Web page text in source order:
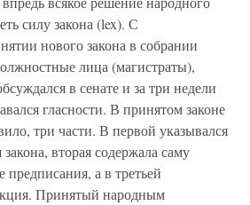
силу закона (lex). С
нового закона в собрании
лица (магистраты),
в сенате и за три недели
гласности. В принятом законе
три части. В первой указывался
вторая содержала саму
а в третьей
Принятый народным